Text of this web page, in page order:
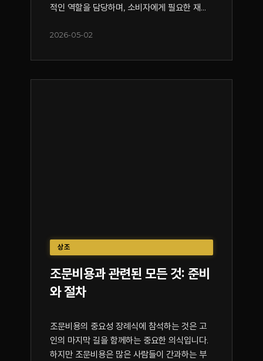
적인 역할을 담당하며, 소비자에게 필요한 재...
2026-05-02
상조
조문비용과 관련된 모든 것: 준비
와 절차
조문비용의 중요성 장례식에 참석하는 것은 고
인의 마지막 길을 함께하는 중요한 의식입니다.
하지만 조문비용은 많은 사람들이 간과하는 부